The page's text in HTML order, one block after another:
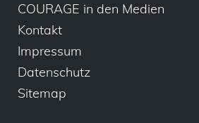
COURAGE in den Medien
Kontakt
Impressum
Datenschutz
Sitemap